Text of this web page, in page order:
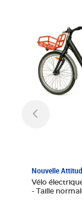
Nouvelle
Vélo
- Taille